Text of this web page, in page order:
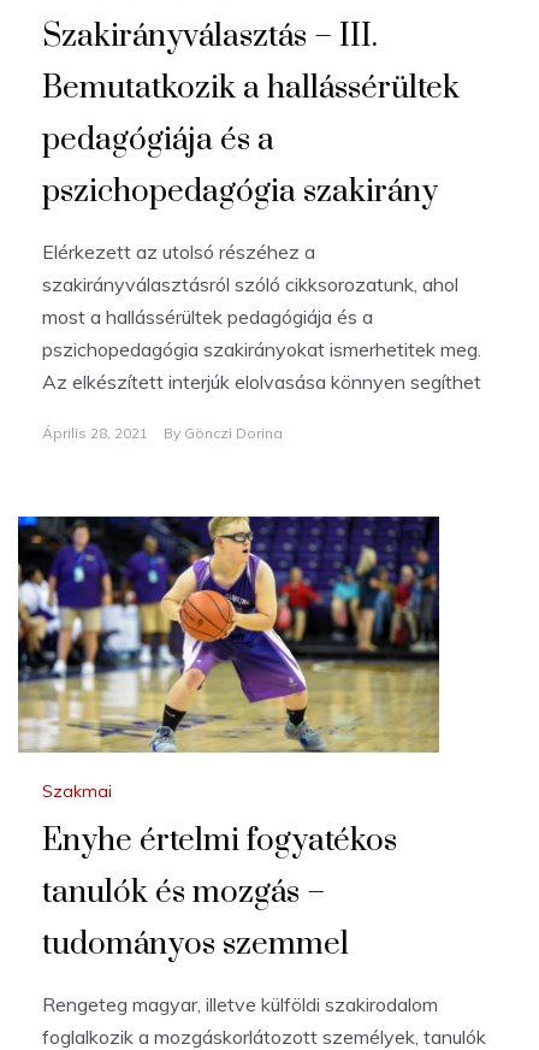
Szakirányválasztás – III.
Bemutatkozik a hallássérültek
pedagógiája és a
pszichopedagógia szakirány
Elérkezett az utolsó részéhez a
szakirányválasztásról szóló cikksorozatunk, ahol
most a hallássérültek pedagógiája és a
pszichopedagógia szakirányokat ismerhetitek meg.
Az elkészített interjúk elolvasása könnyen segíthet
Április 28, 2021 By Gönczi Dorina
Szakmai
Enyhe értelmi fogyatékos
tanulók és mozgás –
tudományos szemmel
Rengeteg magyar, illetve külföldi szakirodalom
foglalkozik a mozgáskorlátozott személyek, tanulók